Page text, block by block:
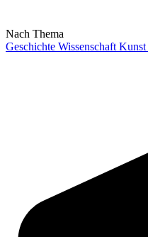
Nach Thema
Geschichte Wissenschaft Kunst